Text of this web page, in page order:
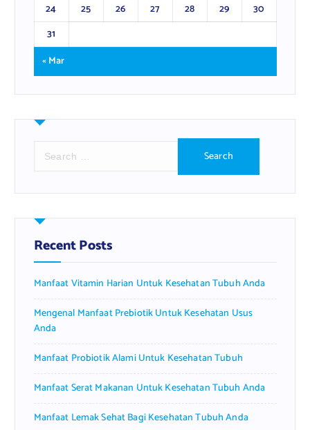
24
25 26 27 28 29
30
31
« Mar
r
h
f
o
:
Recent Posts
Manfaat Vitamin Harian Untuk Kesehatan Tubuh Anda
Mengenal Manfaat Prebiotik Untuk Kesehatan Usus
Anda
Manfaat Probiotik Alami Untuk Kesehatan Tubuh
Manfaat Serat Makanan Untuk Kesehatan Tubuh Anda
Manfaat Lemak Sehat Bagi Kesehatan Tubuh Anda